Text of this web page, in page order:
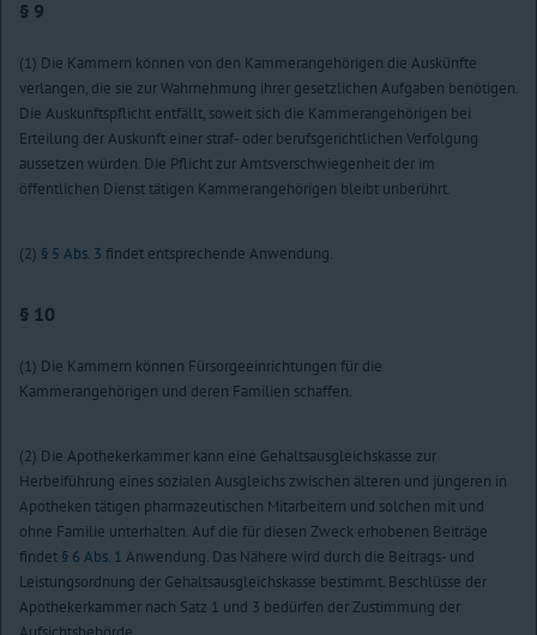
§ 9
(1) Die Kammern können von den Kammerangehörigen die Auskünfte
verlangen, die sie zur Wahrnehmung ihrer gesetzlichen Aufgaben benötigen.
Die Auskunftspflicht entfällt, soweit sich die Kammerangehörigen bei
Erteilung der Auskunft einer straf- oder berufsgerichtlichen Verfolgung
aussetzen würden. Die Pflicht zur Amtsverschwiegenheit der im
öffentlichen Dienst tätigen Kammerangehörigen bleibt unberührt.
(2) § 5 Abs. 3 findet entsprechende Anwendung.
§ 10
(1) Die Kammern können Fürsorgeeinrichtungen für die
Kammerangehörigen und deren Familien schaffen.
(2) Die Apothekerkammer kann eine Gehaltsausgleichskasse zur
Herbeiführung eines sozialen Ausgleichs zwischen älteren und jüngeren in
Apotheken tätigen pharmazeutischen Mitarbeitern und solchen mit und
ohne Familie unterhalten. Auf die für diesen Zweck erhobenen Beiträge
findet § 6 Abs. 1 Anwendung. Das Nähere wird durch die Beitrags- und
Leistungsordnung der Gehaltsausgleichskasse bestimmt. Beschlüsse der
Apothekerkammer nach Satz 1 und 3 bedürfen der Zustimmung der